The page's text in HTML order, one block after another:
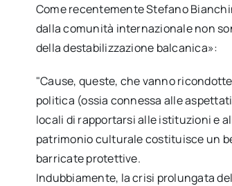
Come recentemente Stefano
dalla comunità internazionale non
della destabilizzazione balcanica»:
"Cause, queste, che vanno
politica (ossia connessa alle
locali di rapportarsi alle istituzioni e
patrimonio culturale costituisce un
barricate protettive.
Indubbiamente, la crisi prolungata